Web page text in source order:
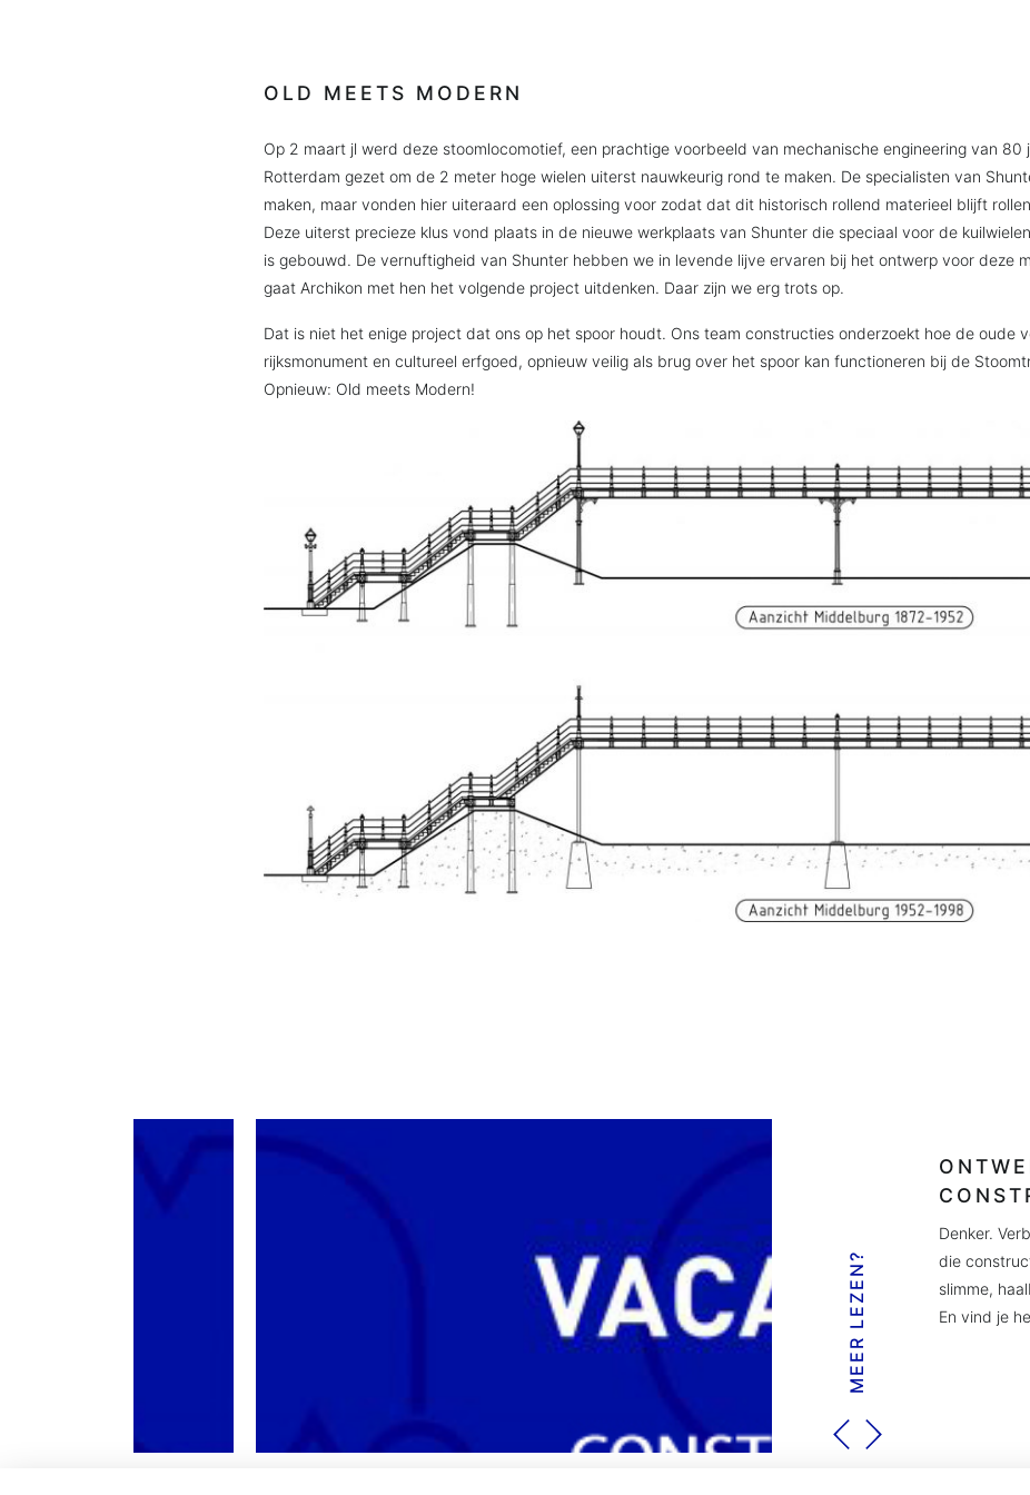
OLD MEETS MODERN
Op 2 maart jl werd deze stoomlocomotief, een prachtige voorbeeld van mechanische engineering van
Rotterdam gezet om de 2 meter hoge wielen uiterst nauwkeurig rond te maken. De specialisten van
maken, maar vonden hier uiteraard een oplossing voor zodat dat dit historisch rollend materieel blijft
Deze uiterst precieze klus vond plaats in de nieuwe werkplaats van Shunter die speciaal voor de
is gebouwd. De vernuftigheid van Shunter hebben we in levende lijve ervaren bij het ontwerp voor deze
gaat Archikon met hen het volgende project uitdenken. Daar zijn we erg trots op.
Dat is niet het enige project dat ons op het spoor houdt. Ons team constructies onderzoekt hoe de oude
rijksmonument en cultureel erfgoed, opnieuw veilig als brug over het spoor kan functioneren bij de
Opnieuw: Old meets Modern!
MEER LEZEN?
Denker.
die
slimme,
En vind je